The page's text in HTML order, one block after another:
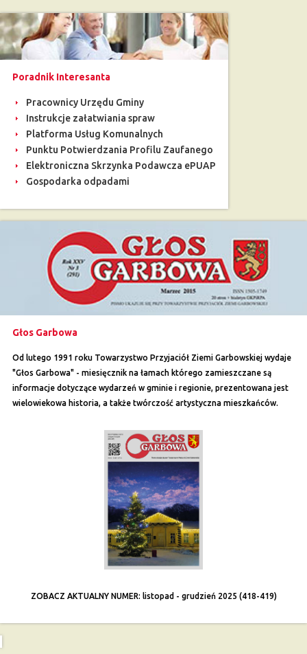
Poradnik Interesanta
Pracownicy Urzędu Gminy
Instrukcje załatwiania spraw
Platforma Usług Komunalnych
Punktu Potwierdzania Profilu Zaufanego
Elektroniczna Skrzynka Podawcza ePUAP
Gospodarka odpadami
Głos Garbowa
Od lutego 1991 roku Towarzystwo Przyjaciół Ziemi Garbowskiej wydaje
"Głos Garbowa" - miesięcznik na łamach którego zamieszczane są
informacje dotyczące wydarzeń w gminie i regionie, prezentowana jest
wielowiekowa historia, a także twórczość artystyczna mieszkańców.
ZOBACZ AKTUALNY NUMER: listopad - grudzień 2025 (418-419)